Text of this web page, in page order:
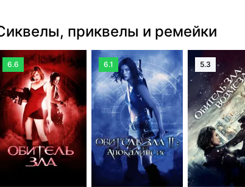
приквелы и ремейки
6.6 6.1 5.3